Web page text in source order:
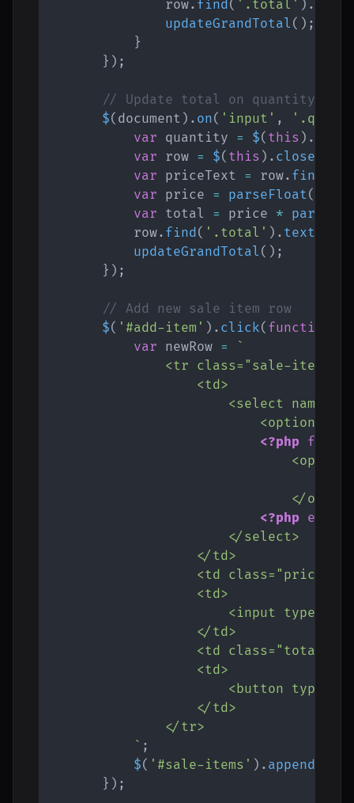
                row
. find( '.total' ) .
updateGrandTotal ( ) ;
}
} ) ;
// Update total on quantity
$( document ) . on( 'input' ,
var quantity = $( this ) .
var row = $( this ) . closest
var priceText = row. find
var price = parseFloat(
var total = price * parseInt
            row
. find( '.total' ) . text
updateGrandTotal ( ) ;
} ) ;
// Add new sale item row
$( '#add-item' ) . click( function
var newRow =
`
                <tr class="sale-item">
                    <td>
<select
<option
<?php
<option
</
<?php
                        </select>
                    </td>
<td
                    <td>
<input
                    </td>
<td
                    <td>
<button
                    </td>
                </tr>
` ;
$( '#sale-items' ) . append
} ) ;